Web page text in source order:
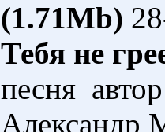
(1.71Mb)
Тебя не
песня
Александр